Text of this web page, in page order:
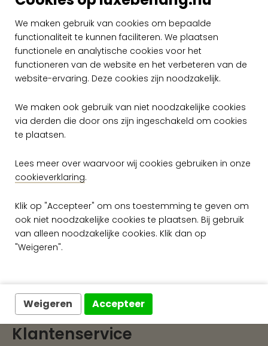
We maken gebruik van cookies om bepaalde
functionaliteit te kunnen faciliteren. We plaatsen
functionele en analytische cookies voor het
functioneren van de website en het verbeteren van de
website-ervaring. Deze cookies zijn noodzakelijk.
We maken ook gebruik van niet noodzakelijke cookies
via derden die door ons zijn ingeschakeld om cookies
te plaatsen.
Lees meer over waarvoor wij cookies gebruiken in onze
cookieverklaring.
Klik op "Accepteer" om ons toestemming te geven om
ook niet noodzakelijke cookies te plaatsen. Bij gebruik
van alleen noodzakelijke cookies. Klik dan op
"Weigeren".
Weigeren Accepteer
€ 149,00 per rol
Op voorraad
€ 149,00 per rol
Op voorraad
Gratis verzending vanaf €50,-
Snelle levering
Ruim assortiment
Klantenservice